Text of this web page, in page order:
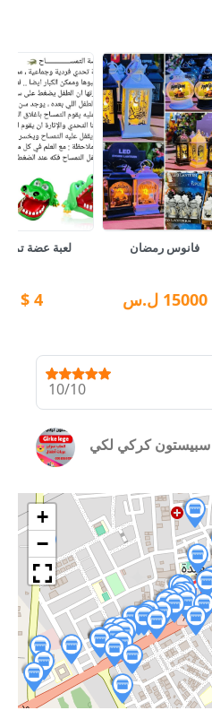
فانوس رمضان
15000 ل.س
لعبة عضة
4
$
10/10
سبيستون كركي لكي
+
−